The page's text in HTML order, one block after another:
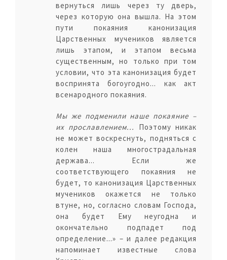
вернуться лишь через ту дверь,
через которую она вышла. На этом
пути покаяния канонизация
Царственных мучеников является
лишь этапом, и этапом весьма
существенным, но только при том
условии, что эта канонизация будет
воспринята богоугодно... как акт
всенародного покаяния.
Мы же подменили наше покаяние –
их прославлением...
Поэтому никак
не может воскреснуть, подняться с
колен наша многострадальная
держава... Если же
соответствующего покаяния не
будет, то канонизация Царственных
мучеников окажется не только
втуне, но, согласно словам Господа,
она будет Ему неугодна и
окончательно подпадет под
определение...» – и далее редакция
напоминает известные слова